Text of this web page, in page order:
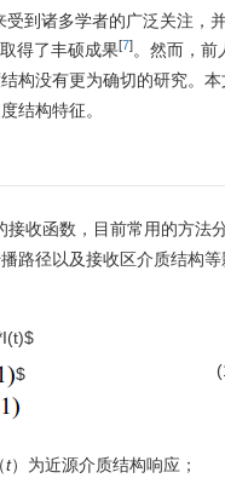
受到诸多学者的广泛关注，
得了丰硕成果[7]。然而，前
构没有更为确切的研究。
结构特征。
接收函数，目前常用的方法
路径以及接收区介质结构等
$
（t）为近源介质结构响应；